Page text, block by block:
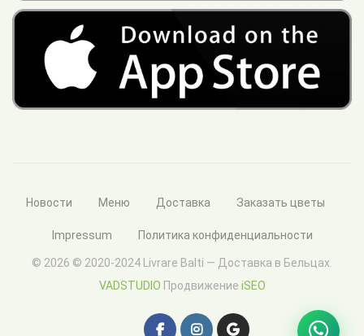
Новости Меню Доставка Заказать цветы
Impressum Политика конфиденциальности
© 2026 © 2020-2024 Livrare Balti — Доставка в Бельцах.
VADSTUDIO Продвижение iSEO